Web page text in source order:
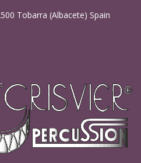
Tobarra (Albacete) Spain